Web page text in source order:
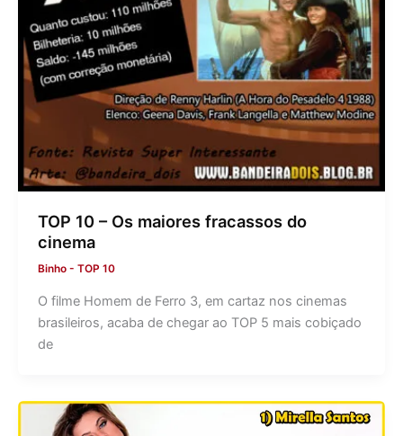
TOP 10 – Os maiores fracassos do
cinema
Binho - TOP 10
O filme Homem de Ferro 3, em cartaz nos cinemas
brasileiros, acaba de chegar ao TOP 5 mais cobiçado
de